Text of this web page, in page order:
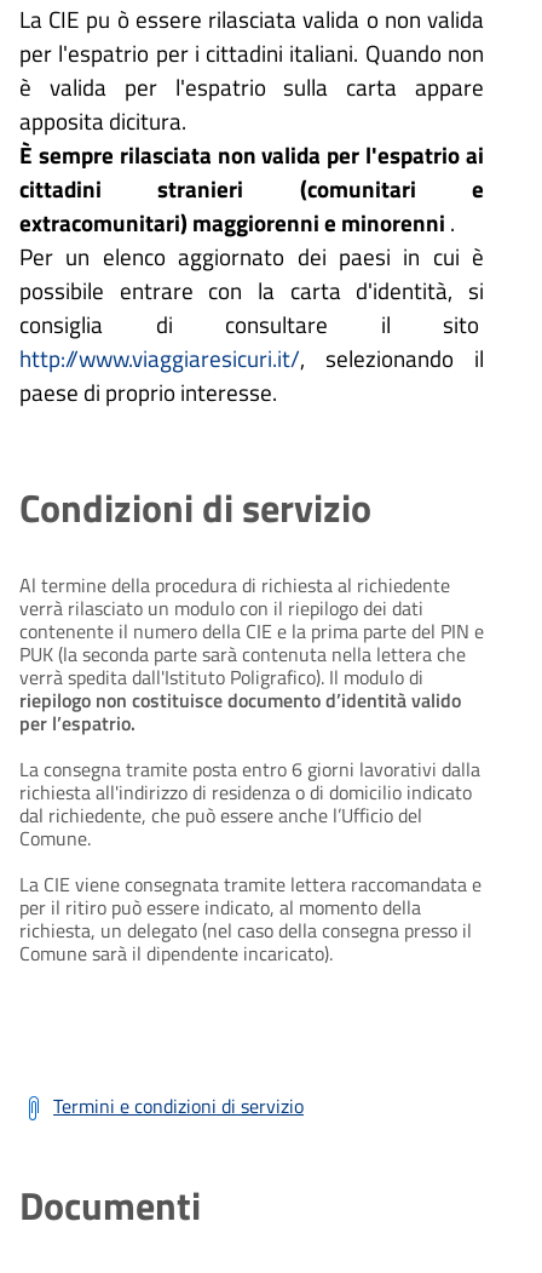
La CIE pu ò essere rilasciata valida o non valida
per l'espatrio per i cittadini italiani. Quando non
è valida per l'espatrio sulla carta appare
apposita dicitura.
È sempre rilasciata non valida per l'espatrio ai
cittadini stranieri (comunitari e
extracomunitari) maggiorenni e minorenni .
Per un elenco aggiornato dei paesi in cui è
possibile entrare con la carta d'identità, si
consiglia di consultare il sito
http://www.viaggiaresicuri.it/, selezionando il
paese di proprio interesse.
Condizioni di servizio
Al termine della procedura di richiesta al richiedente
verrà rilasciato un modulo con il riepilogo dei dati
contenente il numero della CIE e la prima parte del PIN e
PUK (la seconda parte sarà contenuta nella lettera che
verrà spedita dall'Istituto Poligrafico). Il modulo di
riepilogo non costituisce documento d’identità valido
per l’espatrio.
La consegna tramite posta entro 6 giorni lavorativi dalla
richiesta all'indirizzo di residenza o di domicilio indicato
dal richiedente, che può essere anche l’Ufficio del
Comune.
La CIE viene consegnata tramite lettera raccomandata e
per il ritiro può essere indicato, al momento della
richiesta, un delegato (nel caso della consegna presso il
Comune sarà il dipendente incaricato).
Termini e condizioni di servizio
Documenti